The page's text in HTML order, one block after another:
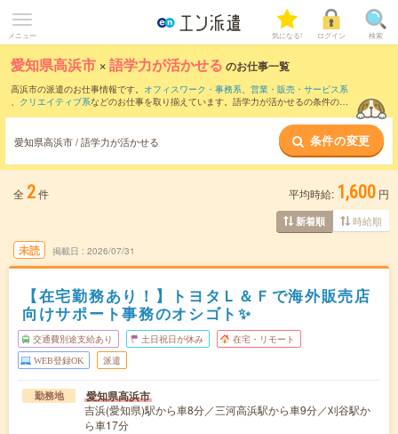
メニュー 気になる! ログイン 検索
愛知県高浜市 ×語学力が活かせる のお仕事一覧
高浜市の派遣のお仕事情報です。 オフィスワーク・事務系、 営業・販売・サービス系
、 クリエイティブ系などのお仕事を取り揃えています。語学力が活かせるの条件の他
愛知県高浜市 / 語学力が活かせる 条件の変更
全 2件 平均時給: 1,600 円
新着順 時給順
未読 掲載日 2026/07/31
【在宅勤務あり！】トヨタＬ＆Ｆで海外販売店
向けサポート事務のオシゴト✨
交通費別途支給あり 土日祝日が休み 在宅・リモート
WEB登録OK 派遣
勤務地 愛知県高浜市
吉浜(愛知県)駅から車8分／三河高浜駅から車9分／刈谷駅か
ら車17分